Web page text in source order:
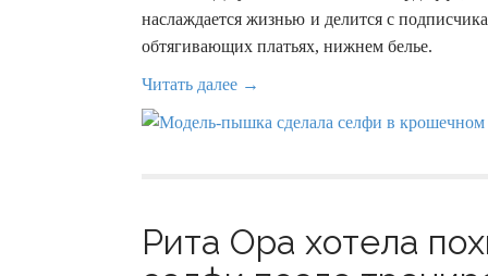
наслаждается жизнью и делится с
обтягивающих платьях, нижнем белье.
Читать далее →
Рита Ора хотела